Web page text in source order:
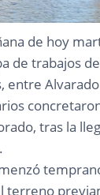
de hoy
de trabajos
entre
tras la
terreno